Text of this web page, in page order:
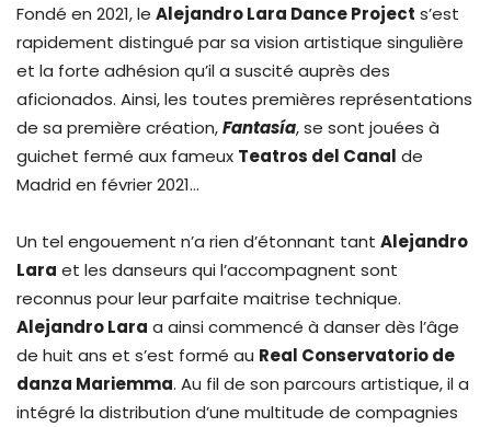
Fondé en 2021, le Alejandro Lara Dance Project s’est
rapidement distingué par sa vision artistique singulière
et la forte adhésion qu’il a suscité auprès des
aficionados. Ainsi, les toutes premières représentations
de sa première création,Fantasía, se sont jouées à
guichet fermé aux fameux Teatros del Canal de
Madrid en février 2021…
Un tel engouement n’a rien d’étonnant tant Alejandro
Lara et les danseurs qui l’accompagnent sont
reconnus pour leur parfaite maitrise technique.
Alejandro Lara a ainsi commencé à danser dès l’âge
de huit ans et s’est formé au Real Conservatorio de
danza Mariemma. Au fil de son parcours artistique, il a
intégré la distribution d’une multitude de compagnies